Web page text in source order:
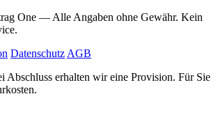
One — Alle Angaben ohne Gewähr. Kein
Datenschutz AGB
erhalten wir eine Provision. Für Sie